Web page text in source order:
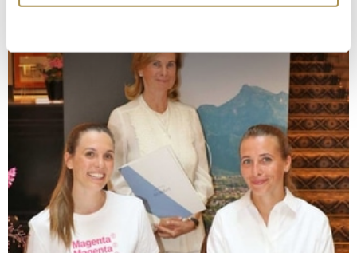
erfassen, welche bis auf einige Meter genau sein
bestimmten Merkmalen (Fingerprinting) identifizieren
Erfahren Sie mehr darüber, wie Ihre persönlichen Daten
verarbeitet werden, und legen Sie Ihre Präferenzen im
Abschnitt Einzelheiten
Wir verwenden Cookies, um Inhalte und Anzeigen zu
personalisieren, Funktionen für soziale Medien anbieten
zu können und die Zugriffe auf unsere Website zu
analysieren. Außerdem geben wir Informationen zu Ihrer
Verwendung unserer Website an unsere Partner für